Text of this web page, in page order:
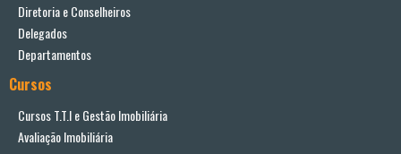
Diretoria e Conselheiros
Delegados
Departamentos
Cursos
Cursos T.T.I e Gestão Imobiliária
Avaliação Imobiliária